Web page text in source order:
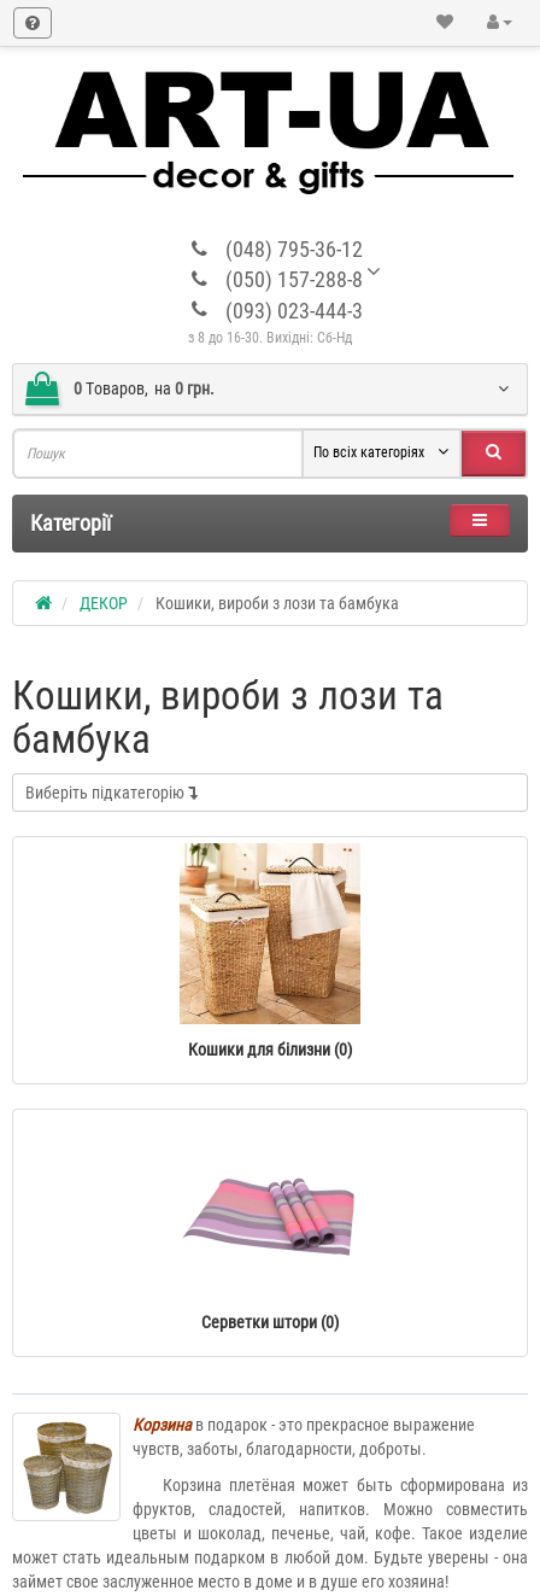
(048) 795-36-12
(050) 157-288-8
(093) 023-444-3
з 8 до 16-30. Вихідні: Сб-Нд
0Tоваров, на 0 грн.
По всіх категоріях
Категорії
ДЕКОР Кошики, вироби з лози та бамбука
Кошики, вироби з лози та
бамбука
Виберіть підкатегорію
Кошики для білизни (0)
Серветки штори (0)
Корзинав подарок - это прекрасное выражение
чувств, заботы, благодарности, доброты.
Корзина плетёная может быть сформирована из
фруктов, сладостей, напитков. Можно совместить
цветы и шоколад, печенье, чай, кофе. Такое изделие
может стать идеальным подарком в любой дом. Будьте уверены - она
займет свое заслуженное место в доме и в душе его хозяина!